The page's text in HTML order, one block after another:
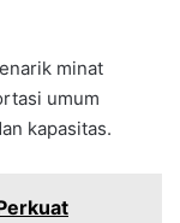
minat
umum
kapasitas.